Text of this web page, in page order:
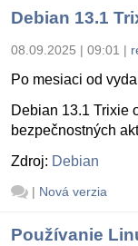
Debian 13.1
08.09.2025 | 09:01 |
Po mesiaci od
Debian 13.1 Trixie
bezpečnostných
Zdroj: Debian
| Nová verzia
Používanie